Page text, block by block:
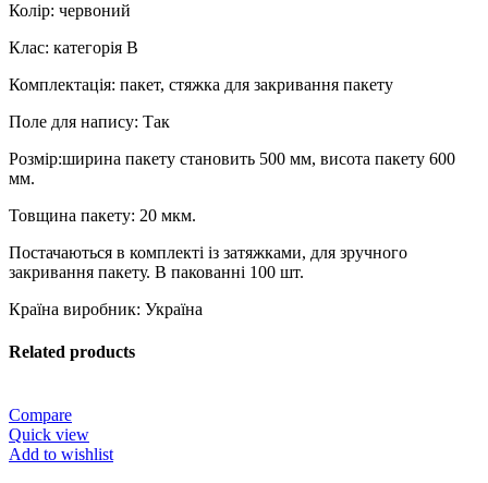
Колір: червоний
Клас: категорія В
Комплектація: пакет, стяжка для закривання пакету
Поле для напису: Так
Розмір:ширина пакету становить 500 мм, висота пакету 600
мм.
Товщина пакету: 20 мкм.
Постачаються в комплекті із затяжками, для зручного
закривання пакету. В пакованні 100 шт.
Країна виробник: Україна
Related products
Compare
Quick view
Add to wishlist